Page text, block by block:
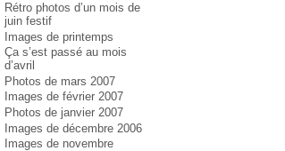
Rétro photos d’un mois de
juin festif
Images de printemps
Ça s’est passé au mois
d’avril
Photos de mars 2007
Images de février 2007
Photos de janvier 2007
Images de décembre 2006
Images de novembre